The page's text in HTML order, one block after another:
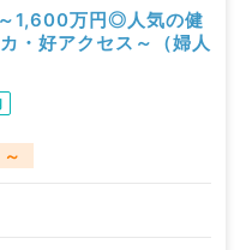
1,600万円◎人気の健
・好アクセス～（婦人